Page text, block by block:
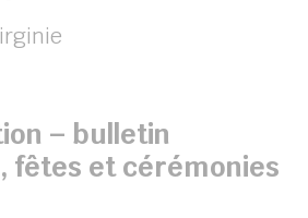
– bulletin
fêtes et cérémonies